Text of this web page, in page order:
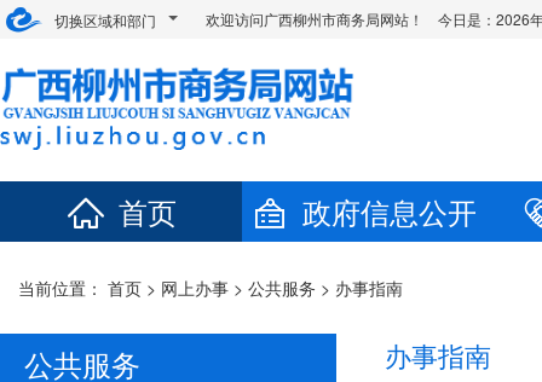
切换区域和部门 欢迎访问广西柳州市商务局网站！ 今日是： 2026
首页 政府信息公开
当前位置： 首页 > 网上办事 > 公共服务 > 办事指南
公共服务 办事指南